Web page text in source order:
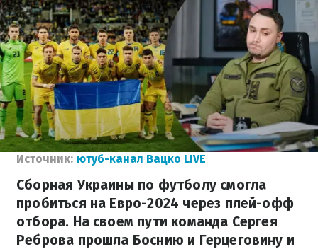
Источник: ютуб-канал Вацко LIVE
Сборная Украины по футболу смогла
пробиться на Евро-2024 через плей-офф
отбора. На своем пути команда Сергея
Реброва прошла Боснию и Герцеговину и